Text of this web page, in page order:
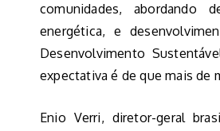
comunidades, abordando
energética, e
Desenvolvimento
expectativa é de que mais de
Enio Verri, diretor-geral